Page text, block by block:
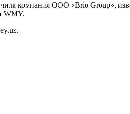
компания ООО «Brio Group»,
WMY.